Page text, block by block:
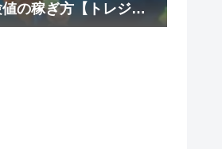
の稼ぎ方【トレジャ